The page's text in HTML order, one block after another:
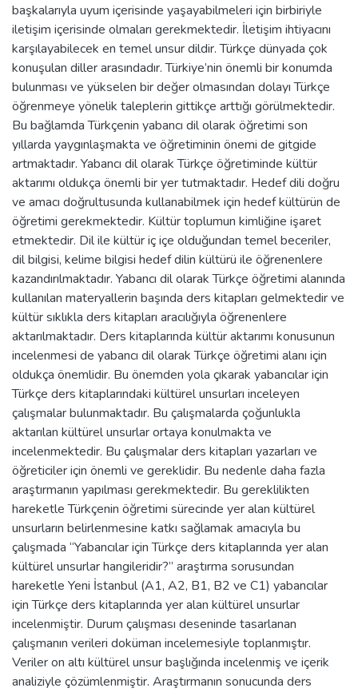
başkalarıyla uyum içerisinde yaşayabilmeleri için birbiriyle
iletişim içerisinde olmaları gerekmektedir. İletişim ihtiyacını
karşılayabilecek en temel unsur dildir. Türkçe dünyada çok
konuşulan diller arasındadır. Türkiye’nin önemli bir konumda
bulunması ve yükselen bir değer olmasından dolayı Türkçe
öğrenmeye yönelik taleplerin gittikçe arttığı görülmektedir.
Bu bağlamda Türkçenin yabancı dil olarak öğretimi son
yıllarda yaygınlaşmakta ve öğretiminin önemi de gitgide
artmaktadır. Yabancı dil olarak Türkçe öğretiminde kültür
aktarımı oldukça önemli bir yer tutmaktadır. Hedef dili doğru
ve amacı doğrultusunda kullanabilmek için hedef kültürün de
öğretimi gerekmektedir. Kültür toplumun kimliğine işaret
etmektedir. Dil ile kültür iç içe olduğundan temel beceriler,
dil bilgisi, kelime bilgisi hedef dilin kültürü ile öğrenenlere
kazandırılmaktadır. Yabancı dil olarak Türkçe öğretimi alanında
kullanılan materyallerin başında ders kitapları gelmektedir ve
kültür sıklıkla ders kitapları aracılığıyla öğrenenlere
aktarılmaktadır. Ders kitaplarında kültür aktarımı konusunun
incelenmesi de yabancı dil olarak Türkçe öğretimi alanı için
oldukça önemlidir. Bu önemden yola çıkarak yabancılar için
Türkçe ders kitaplarındaki kültürel unsurları inceleyen
çalışmalar bulunmaktadır. Bu çalışmalarda çoğunlukla
aktarılan kültürel unsurlar ortaya konulmakta ve
incelenmektedir. Bu çalışmalar ders kitapları yazarları ve
öğreticiler için önemli ve gereklidir. Bu nedenle daha fazla
araştırmanın yapılması gerekmektedir. Bu gereklilikten
hareketle Türkçenin öğretimi sürecinde yer alan kültürel
unsurların belirlenmesine katkı sağlamak amacıyla bu
çalışmada “Yabancılar için Türkçe ders kitaplarında yer alan
kültürel unsurlar hangileridir?” araştırma sorusundan
hareketle Yeni İstanbul (A1, A2, B1, B2 ve C1) yabancılar
için Türkçe ders kitaplarında yer alan kültürel unsurlar
incelenmiştir. Durum çalışması deseninde tasarlanan
çalışmanın verileri doküman incelemesiyle toplanmıştır.
Veriler on altı kültürel unsur başlığında incelenmiş ve içerik
analiziyle çözümlenmiştir. Araştırmanın sonucunda ders